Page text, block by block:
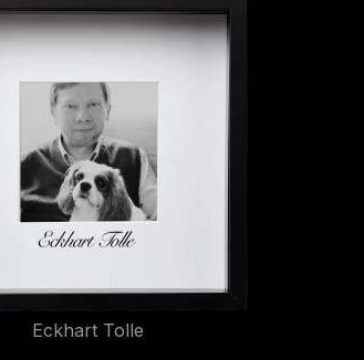
Eckhart Tolle